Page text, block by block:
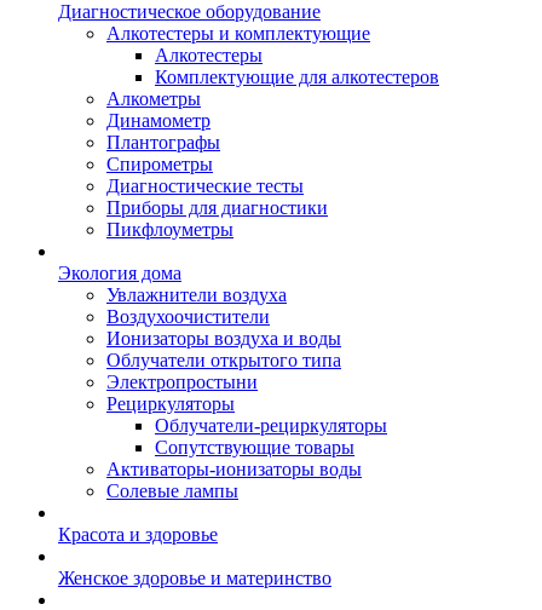
Диагностическое оборудование
Алкотестеры и комплектующие
Алкотестеры
Комплектующие для алкотестеров
Алкометры
Динамометр
Плантографы
Спирометры
Диагностические тесты
Приборы для диагностики
Пикфлоуметры
Экология дома
Увлажнители воздуха
Воздухоочистители
Ионизаторы воздуха и воды
Облучатели открытого типа
Электропростыни
Рециркуляторы
Облучатели-рециркуляторы
Сопутствующие товары
Активаторы-ионизаторы воды
Солевые лампы
Красота и здоровье
Женское здоровье и материнство